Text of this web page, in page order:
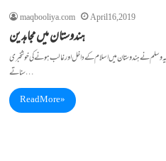
maqbooliya.com April 16, 2019
ہندوستان میں مجاہدین
سناتے…
Read More »